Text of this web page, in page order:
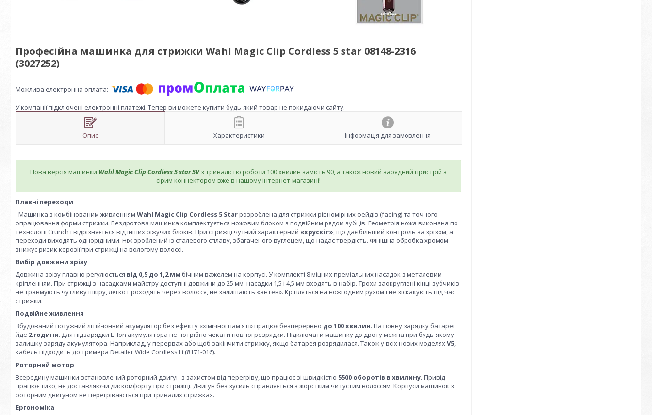
Професійна машинка для стрижки Wahl Magic Clip Cordless 5 star 08148-2316
(3027252)
У компанії підключені електронні платежі. Тепер ви можете купити будь-який товар не покидаючи сайту.
Опис Характеристики Інформація для замовлення
Нова версія машинки Wahl Magic Clip Cordless 5 star 5Vз тривалістю роботи 100 хвилин замість 90, а також новий зарядний пристрій з
сірим коннектором вже в нашому інтернет-магазині!
Плавні переходи
Машинка з комбінованим живленням Wahl Magic Clip Cordless 5 Starрозроблена для стрижки рівномірних фейдів (fading) та точного
опрацювання форми стрижки. Бездротова машинка комплектується ножовим блоком з подвійним рядом зубців. Геометрія ножа виконана по
технології Crunch і відрізняється від інших ріжучих блоків. При стрижці чутний характерний «хрускіт», що дає більший контроль за зрізом, а
переходи виходять однорідними. Ніж зроблений із сталевого сплаву, збагаченого вуглецем, що надає твердість. Фінішна обробка хромом
знижує ризик корозії при стрижці на вологому волоссі.
Вибір довжини зрізу
Довжина зрізу плавно регулюється від 0,5 до 1,2 мм бічним важелем на корпусі. У комплекті 8 міцних преміальних насадок з металевим
кріпленням. При стрижці з насадками майстру доступні довжини до 25 мм: насадки 1,5 і 4,5 мм входять в набір. Трохи заокруглені кінці зубчиків
не травмують чутливу шкіру, легко проходять через волосся, не залишають «антен». Кріпляться на ножі одним рухом і не зіскакують під час
стрижки.
Подвійне живлення
Вбудований потужний літій-іонний акумулятор без ефекту «хімічної пам'яті» працює безперервно до 100 хвилин. На повну зарядку батареї
йде 2 години. Для підзарядки Li-Ion акумулятора не потрібно чекати повної розрядки. Підключати машинку до дроту можна при будь-якому
залишку заряду акумулятора. Наприклад, у перервах або щоб закінчити стрижку, якщо батарея розрядилася. Також у всіх нових моделяхV5,
кабель підходить до тримера Detailer Wide Cordless Li (8171-016).
Роторний мотор
Всередину машинки встановлений роторний двигун з захистом від перегріву, що працює зі швидкістю 5500 оборотів в хвилину. Привід
працює тихо, не доставляючи дискомфорту при стрижці. Двигун без зусиль справляється з жорстким чи густим волоссям. Корпуси машинок з
роторним двигуном не перегріваються при тривалих стрижках.
Ергономіка